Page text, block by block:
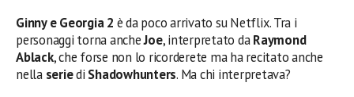
Ginny e Georgia 2 è da poco arrivato su Netflix. Tra i
personaggi torna ancheJoe, interpretato daRaymond
Ablack, che forse non lo ricorderete ma ha recitato anche
nella seriedi Shadowhunters. Ma chi interpretava?